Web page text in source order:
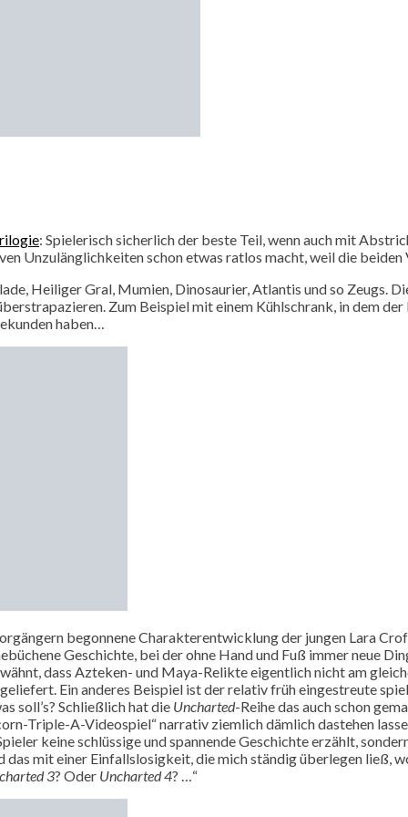
: Spielerisch sicherlich der beste Teil, wenn auch mit
Unzulänglichkeiten schon etwas ratlos macht, weil die
Heiliger Gral, Mumien, Dinosaurier, Atlantis und so Zeugs.
Zum Beispiel mit einem Kühlschrank, in dem
haben…
begonnene Charakterentwicklung der jungen Lara
Geschichte, bei der ohne Hand und Fuß immer neue
dass Azteken- und Maya-Relikte eigentlich nicht am
Ein anderes Beispiel ist der relativ früh eingestreute
soll’s? Schließlich hat die Uncharted-Reihe das auch schon
Triple-A-Videospiel“ narrativ ziemlich dämlich dastehen
keine schlüssige und spannende Geschichte erzählt,
mit einer Einfallslosigkeit, die mich ständig überlegen ließ,
3? Oder Uncharted 4? …“